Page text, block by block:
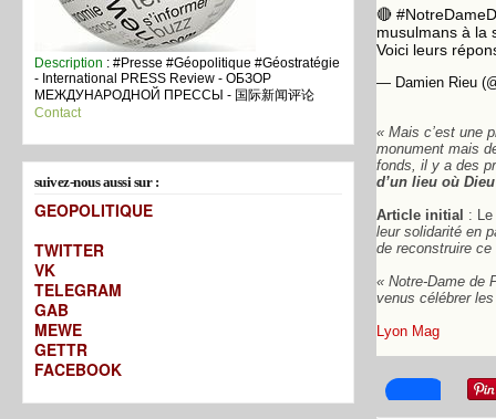
Description : #Presse #Géopolitique #Géostratégie
- International PRESS Review - ОБЗОР
МЕЖДУНАРОДНОЙ ПРЕССЫ - 国际新闻评论
Contact
suivez-nous aussi sur :
GEOPOLITIQUE
TWITTER
VK
TELEGRAM
GAB
MEWE
GETTR
FACEBOOK
🔴
musulmans à la
Voici leurs
— Damien Rieu
« Mais c’est une
monument mais
fonds, il y a des
d’un lieu où
Article initial :
leur solidarité en
de reconstruire
« Notre-Dame de
venus célébrer
Lyon Mag